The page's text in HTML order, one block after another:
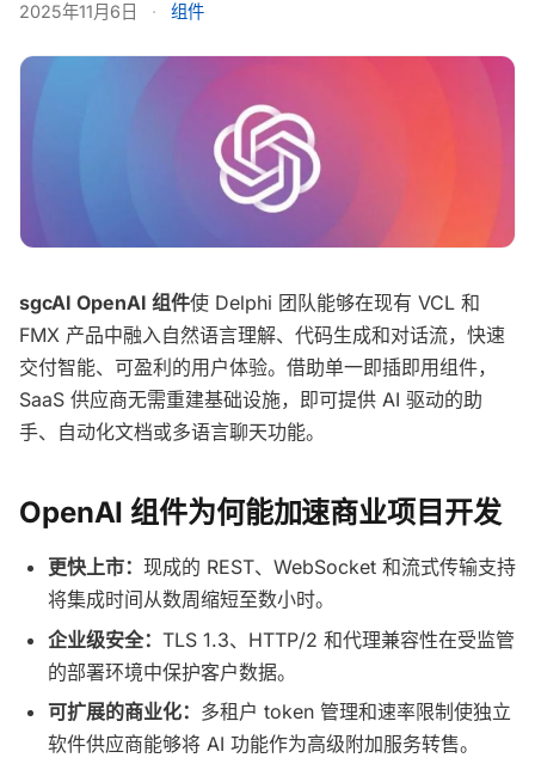
2025年11月6日 · 组件
sgcAI OpenAI 组件使 Delphi 团队能够在现有 VCL 和
FMX 产品中融入自然语言理解、代码生成和对话流，快速
交付智能、可盈利的用户体验。借助单一即插即用组件，
SaaS 供应商无需重建基础设施，即可提供 AI 驱动的助
手、自动化文档或多语言聊天功能。
OpenAI 组件为何能加速商业项目开发
更快上市： 现成的 REST、WebSocket 和流式传输支持
将集成时间从数周缩短至数小时。
企业级安全： TLS 1.3、HTTP/2 和代理兼容性在受监管
的部署环境中保护客户数据。
可扩展的商业化： 多租户 token 管理和速率限制使独立
软件供应商能够将 AI 功能作为高级附加服务转售。